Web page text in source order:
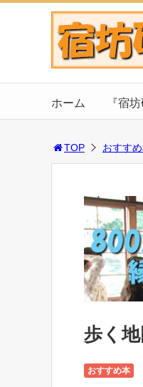
ホーム 『宿
TOP おすす
歩く
おすすめ本